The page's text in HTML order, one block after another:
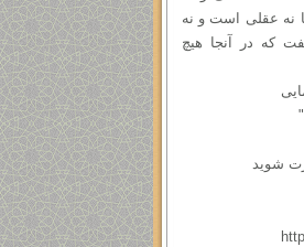
نه عقلی است و نه
که در آنجا هیچ
شوید